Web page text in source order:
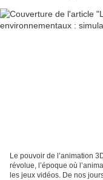
Le pouvoir de l’animation
révolue, l’époque où
les jeux vidéos. De nos